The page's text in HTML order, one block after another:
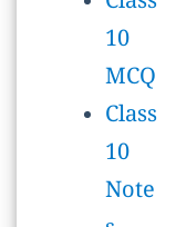
Note
s
Class
10
Ques
tions